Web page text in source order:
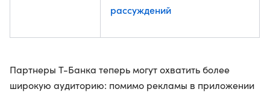
рассуждений
Партнеры Т⁠-⁠Банка теперь могут охватить более
широкую аудиторию: помимо рекламы в приложении